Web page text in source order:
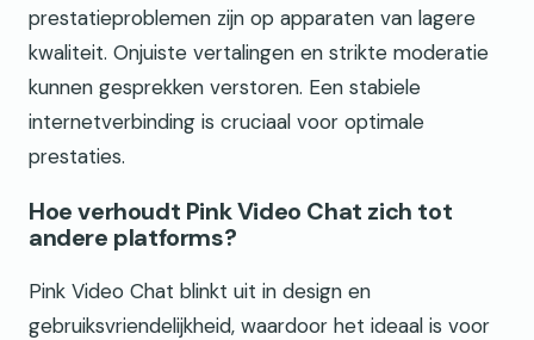
prestatieproblemen zijn op apparaten van lagere
kwaliteit. Onjuiste vertalingen en strikte moderatie
kunnen gesprekken verstoren. Een stabiele
internetverbinding is cruciaal voor optimale
prestaties.
Hoe verhoudt Pink Video Chat zich tot
andere platforms?
Pink Video Chat blinkt uit in design en
gebruiksvriendelijkheid, waardoor het ideaal is voor